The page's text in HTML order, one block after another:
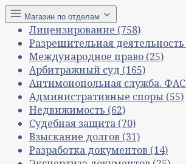
Магазин по отделам
Лицензирование (758)
Разрешительная деятельность
Международное право (25)
Арбитражный суд (165)
Антимонопольная служба. ФАС
Административные споры (55)
Недвижимость (62)
Судебная защита (70)
Взыскание долгов (31)
Разработка документов (14)